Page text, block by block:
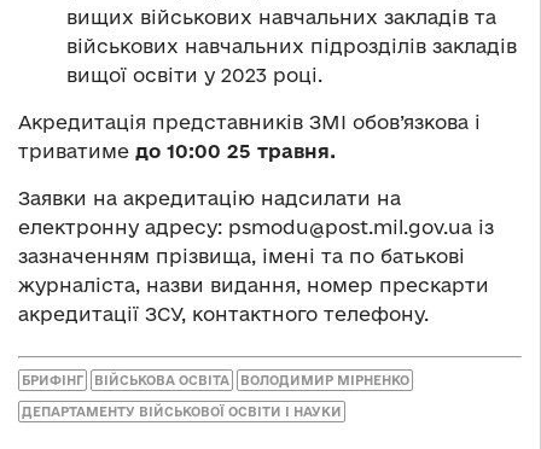
вищих військових навчальних закладів та
військових навчальних підрозділів закладів
вищої освіти у 2023 році.
Акредитація представників ЗМІ обов’язкова і
триватиме до 10:00 25 травня.
Заявки на акредитацію надсилати на
електронну адресу: psmodu@post.mil.gov.ua із
зазначенням прізвища, імені та по батькові
журналіста, назви видання, номер прескарти
акредитації ЗСУ, контактного телефону.
БРИФІНГ ВІЙСЬКОВА ОСВІТА ВОЛОДИМИР МІРНЕНКО
ДЕПАРТАМЕНТУ ВІЙСЬКОВОЇ ОСВІТИ І НАУКИ